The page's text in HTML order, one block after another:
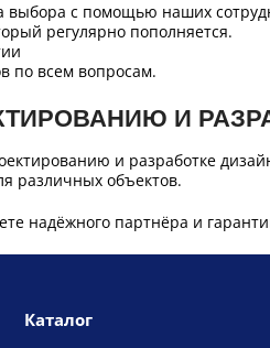
с помощью наших
регулярно пополняется.
по всем вопросам.
И
и разработке
различных объектов.
надёжного партнёра и
Каталог